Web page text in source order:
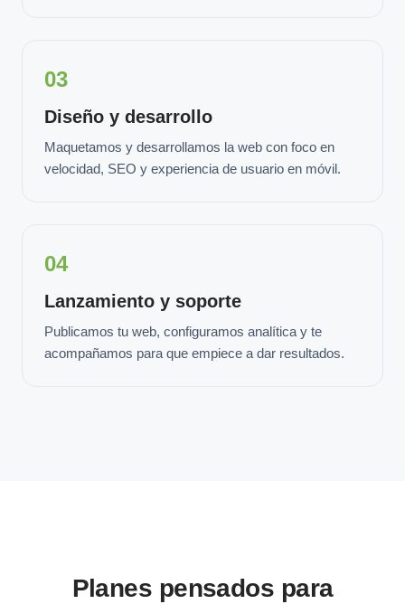
03
Diseño y desarrollo
Maquetamos y desarrollamos la web con foco en
velocidad, SEO y experiencia de usuario en móvil.
04
Lanzamiento y soporte
Publicamos tu web, configuramos analítica y te
acompañamos para que empiece a dar resultados.
Planes pensados para